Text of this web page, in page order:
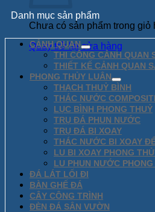
Chưa có sản phẩm trong giỏ
Quay trở lại cửa hàng
Danh mục sản phẩm
CẢNH QUAN
THI CÔNG CẢNH QUAN
THIẾT KẾ CẢNH QUAN
PHONG THỦY LUÂN
THẠCH THUỶ BÌNH
THÁC NƯỚC
LỤC BÌNH PHONG THUỶ
TRỤ ĐÁ PHUN NƯỚC
TRỤ ĐÁ BI XOAY
THÁC NƯỚC BI XOAY
LU BI XOAY PHONG
LU PHUN NƯỚC PHONG
ĐÁ LÁT LỐI ĐI
BÀN GHẾ ĐÁ
CÂY CÔNG TRÌNH
ĐÈN ĐÁ SÂN VƯỜN